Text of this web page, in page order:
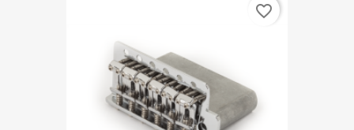
favorite_border